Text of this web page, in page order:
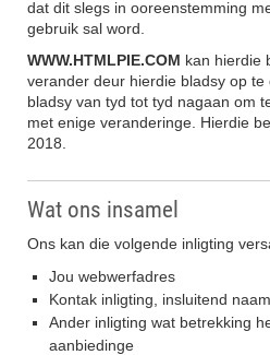
dat dit slegs in ooreenstemming
gebruik sal word.
WWW.HTMLPIE.COM kan hierdie
verander deur hierdie bladsy op
bladsy van tyd tot tyd nagaan om
met enige veranderinge. Hierdie
2018.
Wat ons insamel
Ons kan die volgende inligting
Jou webwerfadres
Kontak inligting, insluitend
Ander inligting wat betrekking
aanbiedinge